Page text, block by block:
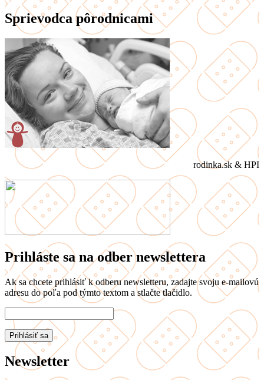
Sprievodca pôrodnicami
rodinka.sk & HPI
Prihláste sa na odber newslettera
Ak sa chcete prihlásiť k odberu newsletteru, zadajte svoju e-mailovú
adresu do poľa pod týmto textom a stlačte tlačidlo.
Newsletter